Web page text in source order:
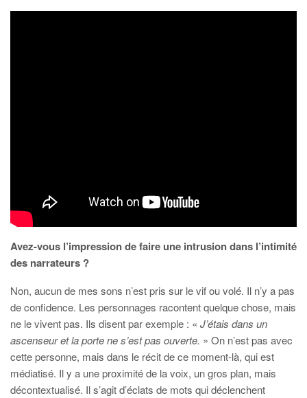
Avez-vous l’impression de faire une intrusion dans l’intimité
des narrateurs ?
Non, aucun de mes sons n’est pris sur le vif ou volé. Il n’y a pas
de confidence. Les personnages racontent quelque chose, mais
ne le vivent pas. Ils disent par exemple : « J’étais dans un
ascenseur et la porte ne s’est pas ouverte. » On n’est pas avec
cette personne, mais dans le récit de ce moment-là, qui est
médiatisé. Il y a une proximité de la voix, un gros plan, mais
décontextualisé. Il s’agit d’éclats de mots qui déclenchent